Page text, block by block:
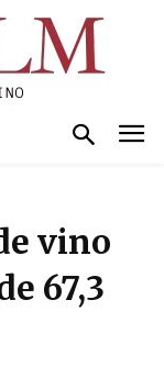
vino
67,3